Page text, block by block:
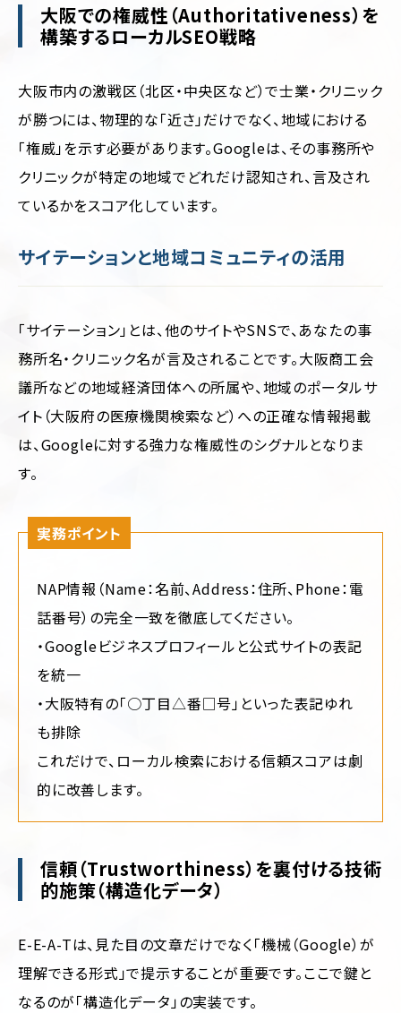
大阪での権威性（Authoritativeness）を
構築するローカルSEO戦略
大阪市内の激戦区（北区・中央区など）で士業・クリニック
が勝つには、物理的な「近さ」だけでなく、地域における
「権威」を示す必要があります。Googleは、その事務所や
クリニックが特定の地域でどれだけ認知され、言及され
ているかをスコア化しています。
サイテーションと地域コミュニティの活用
「サイテーション」とは、他のサイトやSNSで、あなたの事
務所名・クリニック名が言及されることです。大阪商工会
議所などの地域経済団体への所属や、地域のポータルサ
イト（大阪府の医療機関検索など）への正確な情報掲載
は、Googleに対する強力な権威性のシグナルとなりま
す。
実務ポイント
NAP情報（Name：名前、Address：住所、Phone：電
話番号）の完全一致を徹底してください。
・Googleビジネスプロフィールと公式サイトの表記
を統一
・大阪特有の「○丁目△番□号」といった表記ゆれ
も排除
これだけで、ローカル検索における信頼スコアは劇
的に改善します。
信頼（Trustworthiness）を裏付ける技術
的施策（構造化データ）
E-E-A-Tは、見た目の文章だけでなく「機械（Google）が
理解できる形式」で提示することが重要です。ここで鍵と
なるのが「構造化データ」の実装です。